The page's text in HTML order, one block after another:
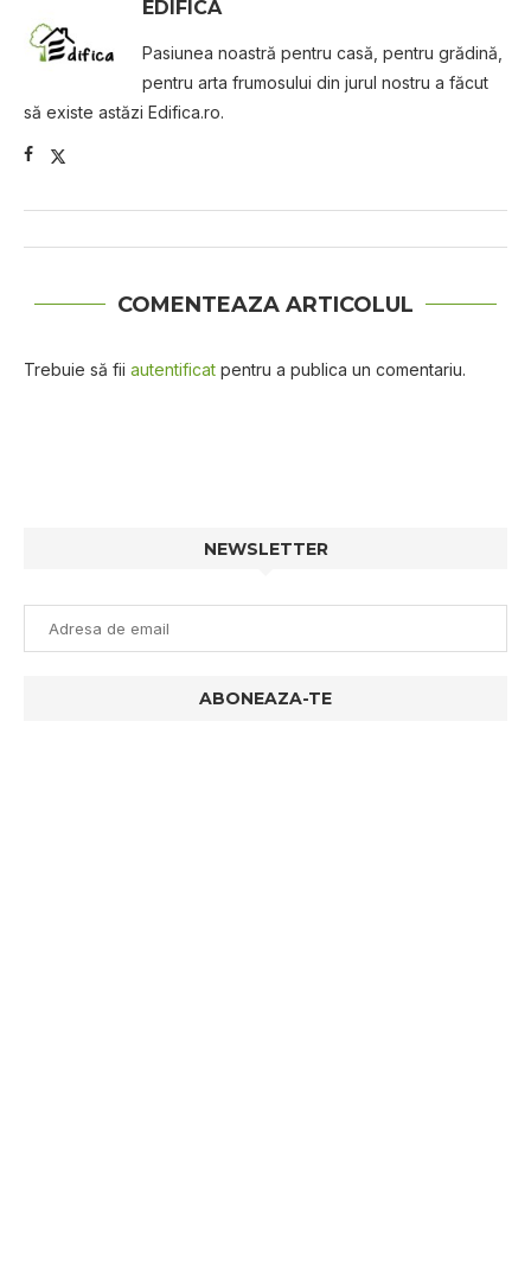
EDIFICA
Pasiunea noastră pentru casă, pentru grădină,
pentru arta frumosului din jurul nostru a făcut
să existe astăzi Edifica.ro.
COMENTEAZA ARTICOLUL
Trebuie să fii autentificat pentru a publica un comentariu.
NEWSLETTER